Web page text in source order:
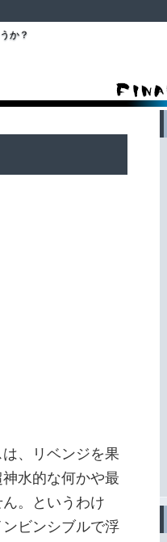
か？
、リベンジを果
水的な何かや最
。というわけ
ビンシブルで浮